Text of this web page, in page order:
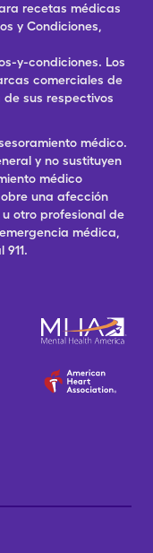
recetas médicas
y Condiciones,
y-condiciones. Los
comerciales de
sus respectivos
médico.
y no sustituyen
médico
una afección
otro profesional de
médica,